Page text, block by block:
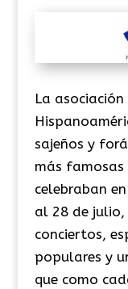
La
sajeños y
más
celebraban
al 28 de
conciertos,
populares y
que como